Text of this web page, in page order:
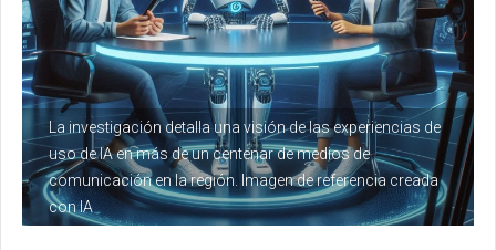
La investigación detalla una visión de las experiencias de
uso de IA en más de un centenar de medios de
comunicación en la región. Imagen de referencia creada
con IA